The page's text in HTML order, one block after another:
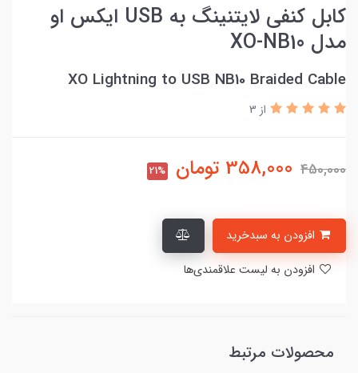
کابل کنفی لایتنینگ به USB ایکس او
مدل XO-NB10
XO Lightning to USB NB10 Braided Cable
از 3
450,000
358,000 تومان 21%
محصولات مرتبط